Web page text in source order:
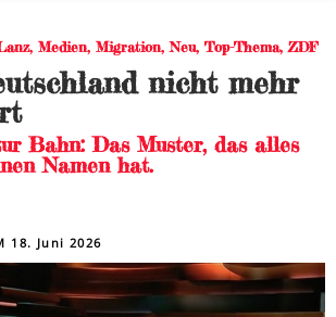
, Medien, Migration,Neu, Top-Thema, ZDF
nicht mehr
Bahn: Das Muster, das alles
Namen hat.
18. Juni 2026